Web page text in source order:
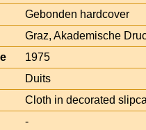
Gebonden hardcover
Graz, Akademische
1975
Duits
Cloth in decorated
-